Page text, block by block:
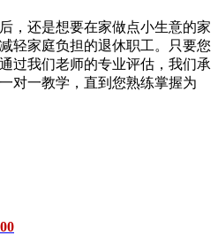
，还是想要在家做点小生意的家
轻家庭负担的退休职工。只要您
过我们老师的专业评估，我们承
对一教学，直到您熟练掌握为